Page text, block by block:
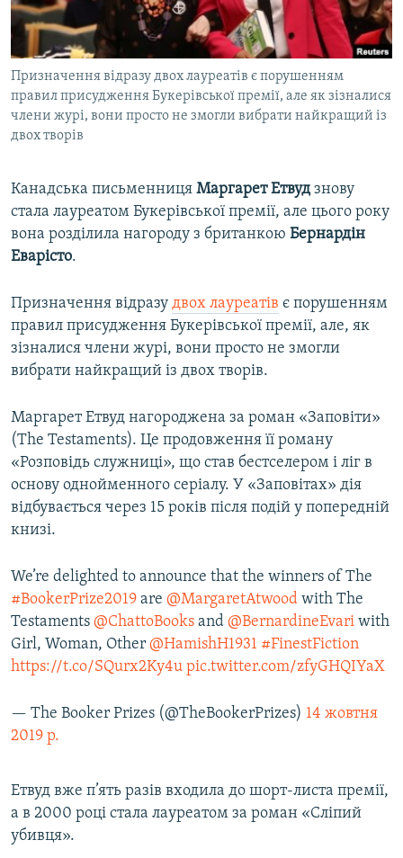
ВІДЕОУРОКИ «ELIFBE»
СВІДЧЕННЯ ОКУПАЦІЇ
УКРАЇНСЬКА ПРОБЛЕМА КРИМУ
ІНФОГРАФІКА
Русский
Qırımtatar
ДОЛУЧАЙСЯ!
Усі сайти RFE/RL
Призначення відразу двох лауреатів є порушенням
правил присудження Букерівської премії, але як зізналися
члени журі, вони просто не змогли вибрати найкращий із
двох творів
Канадська письменниця Маргарет Етвудзнову
стала лауреатом Букерівської премії, але цього року
вона розділила нагороду з британкою Бернардін
Еварісто.
Призначення відразу двох лауреатів є порушенням
правил присудження Букерівської премії, але, як
зізналися члени журі, вони просто не змогли
вибрати найкращий із двох творів.
Маргарет Етвуд нагороджена за роман «Заповіти»
(The Testaments). Це продовження її роману
«Розповідь служниці», що став бестселером і ліг в
основу однойменного серіалу. У «Заповітах» дія
відбувається через 15 років після подій у попередній
книзі.
We’re delighted to announce that the winners of The
#BookerPrize2019 are @MargaretAtwood with The
Testaments @ChattoBooks and @BernardineEvari with
Girl, Woman, Other @HamishH1931 #FinestFiction
https://t.co/SQurx2Ky4u pic.twitter.com/zfyGHQIYaX
— The Booker Prizes (@TheBookerPrizes) 14 жовтня
2019 р.
Етвуд вже п’ять разів входила до шорт-листа премії,
а в 2000 році стала лауреатом за роман «Сліпий
убивця».